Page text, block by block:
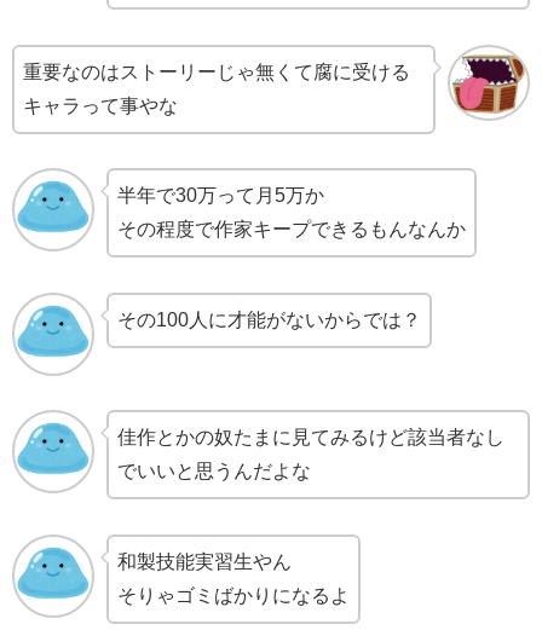
重要なのはストーリーじゃ無くて腐に受ける
キャラって事やな
半年で30万って月5万か
その程度で作家キープできるもんなんか
その100人に才能がないからでは？
佳作とかの奴たまに見てみるけど該当者なし
でいいと思うんだよな
和製技能実習生やん
そりゃゴミばかりになるよ